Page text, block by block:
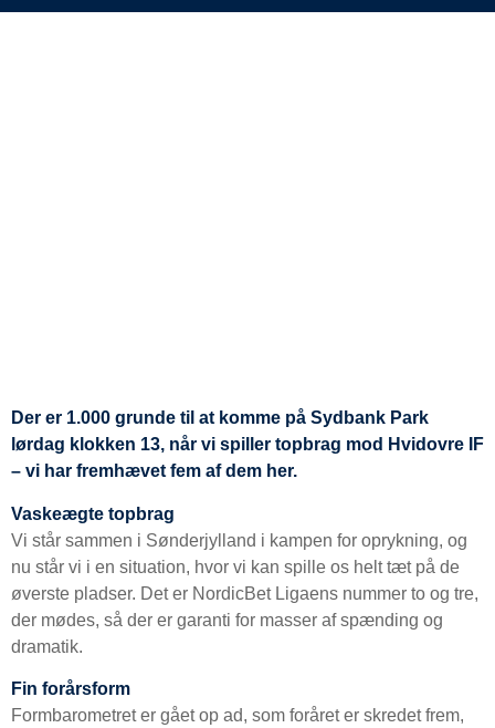
Der er 1.000 grunde til at komme på Sydbank Park
lørdag klokken 13, når vi spiller topbrag mod Hvidovre IF
– vi har fremhævet fem af dem her.
Vaskeægte topbrag
Vi står sammen i Sønderjylland i kampen for oprykning, og
nu står vi i en situation, hvor vi kan spille os helt tæt på de
øverste pladser. Det er NordicBet Ligaens nummer to og tre,
der mødes, så der er garanti for masser af spænding og
dramatik.
Fin forårsform
Formbarometret er gået op ad, som foråret er skredet frem,